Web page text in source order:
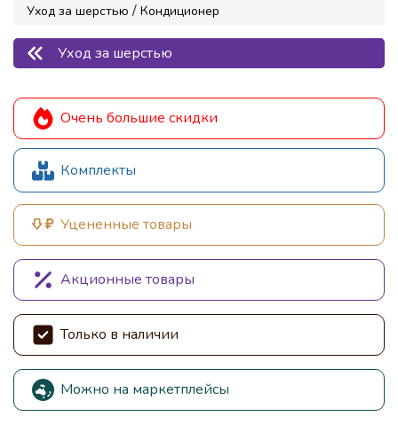
Уход за шерстью / Кондиционер
Уход за шерстью
Очень большие скидки
Комплекты
Уцененные товары
Акционные товары
Только в наличии
Можно на маркетплейсы